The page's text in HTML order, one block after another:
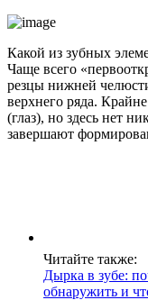
Какой из зубных
Чаще всего
резцы нижней
верхнего ряда.
(глаз), но здесь нет
завершают
Читайте также:
Дырка в зубе:
обнаружить и